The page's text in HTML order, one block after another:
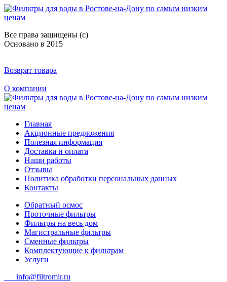
Все права защищены (с)
Основано в 2015
Возврат товара
О компании
Главная
Акционные предложения
Полезная информация
Доставка и оплата
Наши работы
Отзывы
Политика обработки персональных данных
Контакты
Обратный осмос
Проточные фильтры
Фильтры на весь дом
Магистральные фильтры
Сменные фильтры
Комплектующие к фильтрам
Услуги
info@filtromir.ru